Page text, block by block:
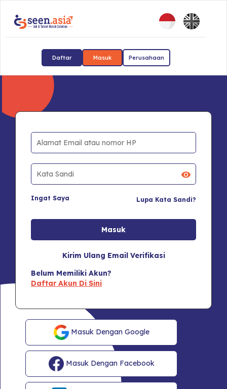
Daftar Masuk Perusahaan
Ingat Saya Lupa Kata Sandi?
Kirim Ulang Email Verifikasi
Belum Memiliki Akun?
Daftar Akun Di Sini
Masuk Dengan Google
Masuk Dengan Facebook